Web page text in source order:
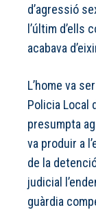
d’agressió
l’últim d’ells
acabava
L’home va
Policia Local
presumpta
va produir a
de la
judicial
guàrdia